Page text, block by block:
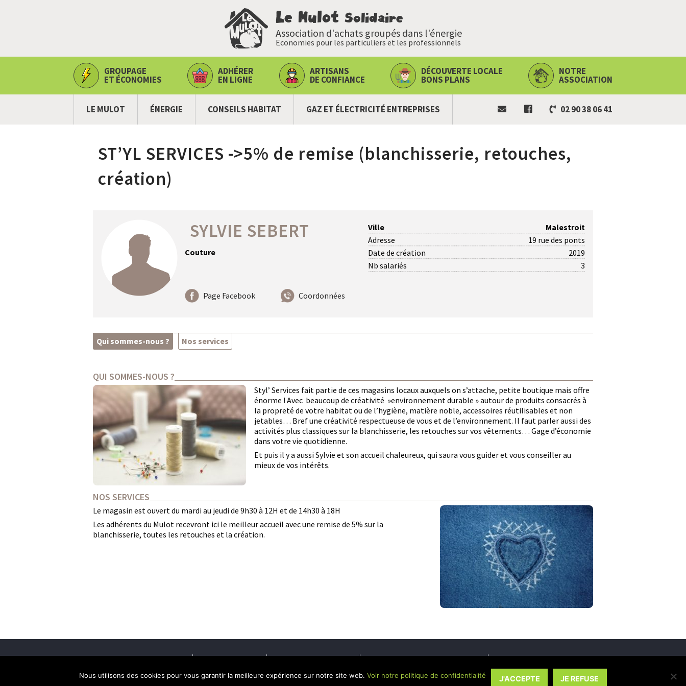
Le Mulot Solidaire
Association d'achats groupés dans l'énergie
Economies pour les particuliers et les professionnels
GROUPAGE
ET ÉCONOMIES
ADHÉRER
EN LIGNE
ARTISANS
DE CONFIANCE
DÉCOUVERTE LOCALE
BONS PLANS
NOTRE
ASSOCIATION
LE MULOT ÉNERGIE CONSEILS HABITAT GAZ ET ÉLECTRICITÉ ENTREPRISES 02 90 38 06 41
ST’YL SERVICES ->5% de remise (blanchisserie, retouches,
création)
SYLVIE SEBERT
Couture
Page Facebook Coordonnées
Ville
Malestroit
Adresse
19 rue des ponts
Date de création
2019
Nb salariés
3
Qui sommes-nous ? Nos services
QUI SOMMES-NOUS ?
Styl’ Services fait partie de ces magasins locaux auxquels on s’attache, petite boutique mais offre
énorme ! Avec beaucoup de créativité »environnement durable » autour de produits consacrés à
la propreté de votre habitat ou de l’hygiène, matière noble, accessoires réutilisables et non
jetables… Bref une créativité respectueuse de vous et de l’environnement. Il faut parler aussi des
activités plus classiques sur la blanchisserie, les retouches sur vos vêtements… Gage d’économie
dans votre vie quotidienne.
Et puis il y a aussi Sylvie et son accueil chaleureux, qui saura vous guider et vous conseiller au
mieux de vos intérêts.
NOS SERVICES
Le magasin est ouvert du mardi au jeudi de 9h30 à 12H et de 14h30 à 18H
Les adhérents du Mulot recevront ici le meilleur accueil avec une remise de 5% sur la
blanchisserie, toutes les retouches et la création.
Le Mulot - 13 rue Lann Prat Perrodeu, 56450 Theix - Téléphone : 02 90 38 06 41
Nous utilisons des cookies pour vous garantir la meilleure expérience sur notre site web.Voir notre politique de confidentialité J'ACCEPTE JE REFUSE